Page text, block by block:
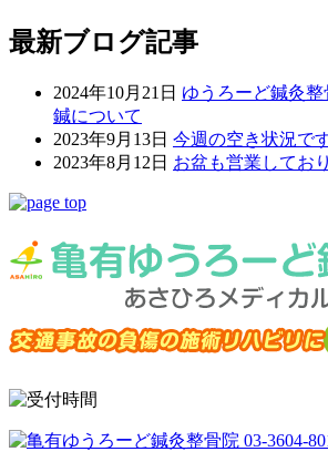
最新ブログ記事
2024年10月21日 ゆうろーど鍼灸
鍼について
2023年9月13日 今週の空き状況で
2023年8月12日 お盆も営業してお